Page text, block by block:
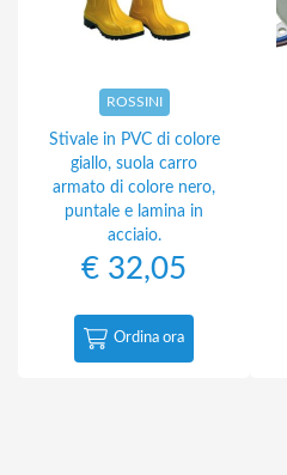
ROSSINI
Stivale in PVC di colore
giallo, suola carro
armato di colore nero,
puntale e lamina in
acciaio.
€ 32,05
Ordina ora